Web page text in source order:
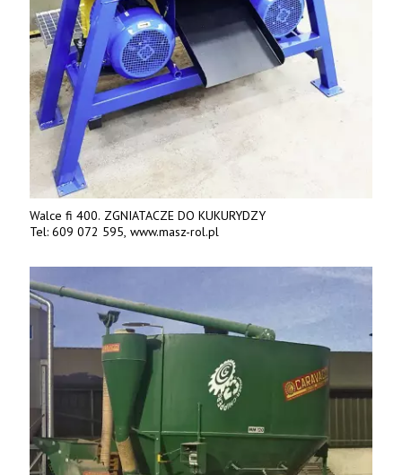
Walce fi 400. ZGNIATACZE DO KUKURYDZY
Tel: 609 072 595, www.masz-rol.pl